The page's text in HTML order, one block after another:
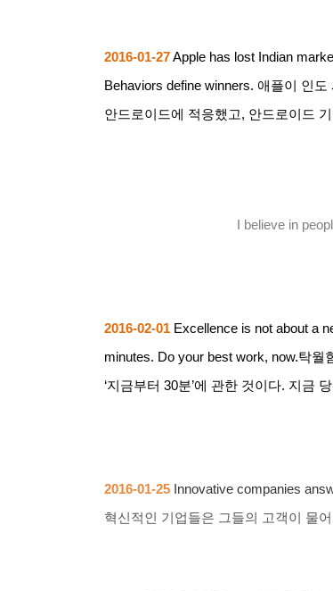
2016-01-27Apple has lost Indian
Behaviors define winners. 애플이 인도
안드로이드에 적응했고, 안드로이드
I believe in
2016-02-01 Excellence is not about a
minutes. Do your best work, now.탁월
‘지금부터 30분’에 관한 것이다. 지금
2016-01-25 Innovative companies
혁신적인 기업들은 그들의 고객이 물